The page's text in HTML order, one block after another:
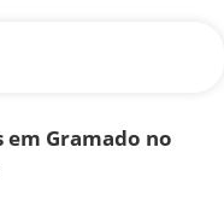
em Gramado no